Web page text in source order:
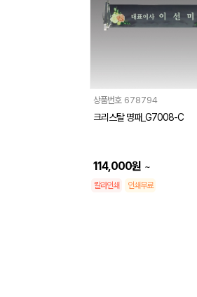
상품번호 678794
크리스탈 명패_G7008-C
114,000원 ~
칼라인쇄 인쇄무료